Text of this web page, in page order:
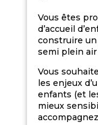
Vous êtes
d’accueil
construire un
semi plein air
Vous
les enjeux
enfants (et
mieux